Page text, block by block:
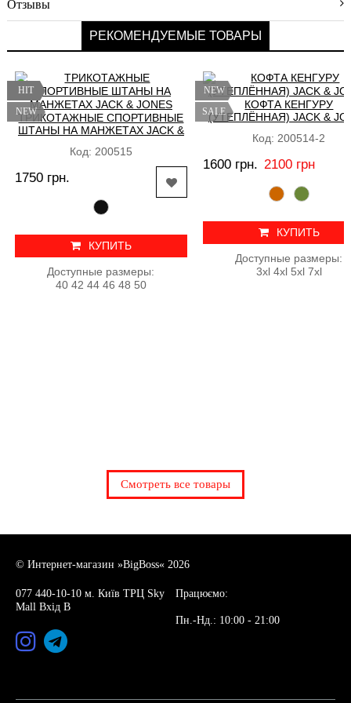
доставки
оплаты
Возврат
Новинки
Скидки
Хиты
Отзывы
РЕКОМЕНДУЕМЫЕ ТОВАРЫ
HIT
NEW
ТРИКОТАЖНЫЕ СПОРТИВНЫЕ
ШТАНЫ НА МАНЖЕТАХ JACK &
Код: 200515
1750 грн.
КУПИТЬ
Доступные размеры:
40 42 44 46 48 50
NEW
SALE
КОФТА КЕНГУРУ
(УТЕПЛЁННАЯ) JACK &
Код: 200514-2
1600 грн. 2100 грн
КУПИТЬ
Доступные размеры:
3xl 4xl 5xl 7xl
Смотреть все товары
© Интернет-магазин »BigBoss« 2026
077 440-10-10 м. Київ ТРЦ Sky
Mall Вхід В
Працюємо:
Пн.-Нд.: 10:00 - 21:00